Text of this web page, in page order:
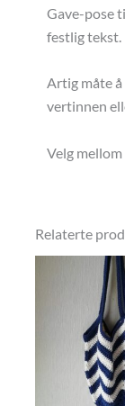
Gave-pose
festlig tekst.
Artig måte
vertinnen
Velg
Relaterte